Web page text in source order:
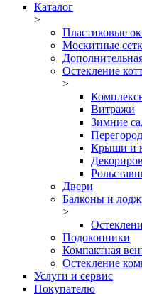
Каталог
>
Пластиковые
Москитные
Остекление
>
Витражи
Зимние
Крыши и
Двери
Балконы и
>
Подоконники
Компактная
Остекление
Услуги и сервис
Покупателю